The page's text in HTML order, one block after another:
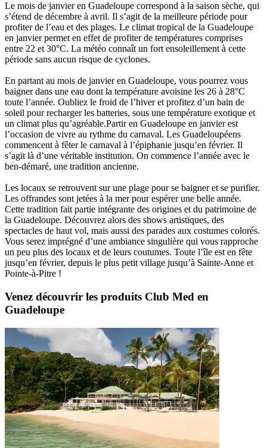
Le mois de janvier en Guadeloupe correspond à la saison sèche, qui
s’étend de décembre à avril. Il s’agit de la meilleure période pour
profiter de l’eau et des plages. Le climat tropical de la Guadeloupe
en janvier permet en effet de profiter de températures comprises
entre 22 et 30°C. La météo connaît un fort ensoleillement à cette
période sans aucun risque de cyclones.
En partant au mois de janvier en Guadeloupe, vous pourrez vous
baigner dans une eau dont la température avoisine les 26 à 28°C
toute l’année. Oubliez le froid de l’hiver et profitez d’un bain de
soleil pour recharger les batteries, sous une température exotique et
un climat plus qu’agréable.Partir en Guadeloupe en janvier est
l’occasion de vivre au rythme du carnaval. Les Guadeloupéens
commencent à fêter le carnaval à l’épiphanie jusqu’en février. Il
s’agit là d’une véritable institution. On commence l’année avec le
ben-démaré, une tradition ancienne.
Les locaux se retrouvent sur une plage pour se baigner et se purifier.
Les offrandes sont jetées à la mer pour espérer une belle année.
Cette tradition fait partie intégrante des origines et du patrimoine de
la Guadeloupe. Découvrez alors des shows artistiques, des
spectacles de haut vol, mais aussi des parades aux costumes colorés.
Vous serez imprégné d’une ambiance singulière qui vous rapproche
un peu plus des locaux et de leurs coutumes. Toute l’île est en fête
jusqu’en février, depuis le plus petit village jusqu’à Sainte-Anne et
Pointe-à-Pitre !
Venez découvrir les produits Club Med en
Guadeloupe